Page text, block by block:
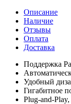
Описание
Наличие
Отзывы
Оплата
Доставка
Поддержка
Удобный
Гигабитное
Plug-and-Play,